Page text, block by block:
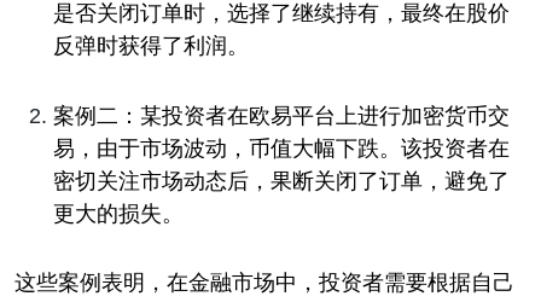
是否关闭订单时，选择了继续持有，最终在股价
反弹时获得了利润。
案例二：某投资者在欧易平台上进行加密货币交
易，由于市场波动，币值大幅下跌。该投资者在
密切关注市场动态后，果断关闭了订单，避免了
更大的损失。
这些案例表明，在金融市场中，投资者需要根据自己